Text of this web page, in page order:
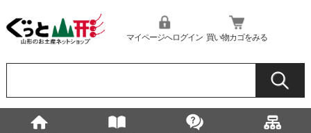
マイページへログイン 買い物カゴをみる